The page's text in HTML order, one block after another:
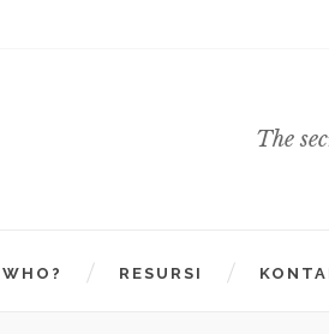
The
RESURSI